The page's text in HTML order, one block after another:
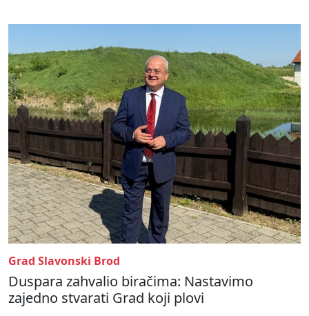
Grad Slavonski Brod
Duspara zahvalio biračima: Nastavimo
zajedno stvarati Grad koji plovi